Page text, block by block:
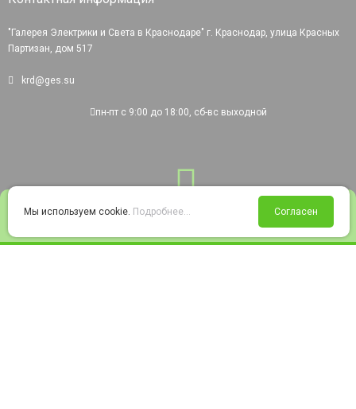
Войти Избранное Корзина
"Галерея Электрики и Света в Краснодаре" г. Краснодар, улица Красных
Партизан, дом 517
krd@ges.su
пн-пт с 9:00 до 18:00, сб-вс выходной
Мы используем cookie. Подробнее... Согласен